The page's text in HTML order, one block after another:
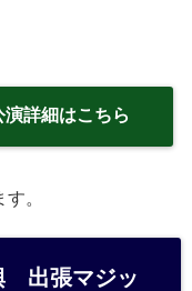
詳細はこちら
。
出張マジッ